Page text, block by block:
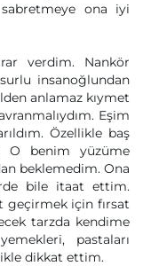
ona iyi
verdim. Nankör
insanoğlundan
anlamaz kıymet
Eşim
Özellikle baş
O benim yüzüme
beklemedim. Ona
bile itaat ettim.
için fırsat
tarzda kendime
pastaları
dikkat ettim.